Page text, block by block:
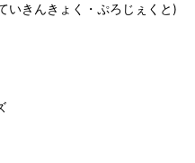
いきんきょく・ぷろじぇくと)